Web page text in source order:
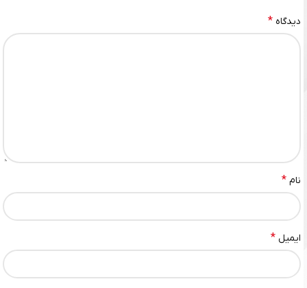
دیدگاه *
نام *
ایمیل *